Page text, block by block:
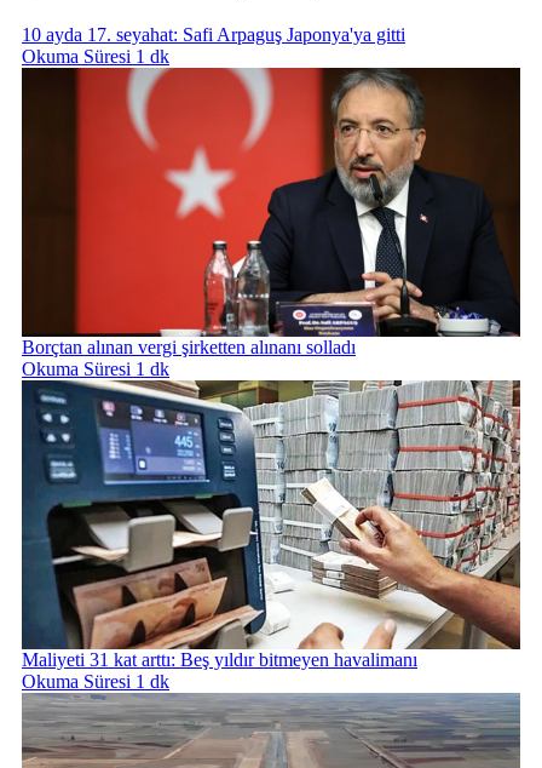
10 ayda 17. seyahat: Safi Arpaguş Japonya'ya gitti
Okuma Süresi 1 dk
Borçtan alınan vergi şirketten alınanı solladı
Okuma Süresi 1 dk
Maliyeti 31 kat arttı: Beş yıldır bitmeyen havalimanı
Okuma Süresi 1 dk